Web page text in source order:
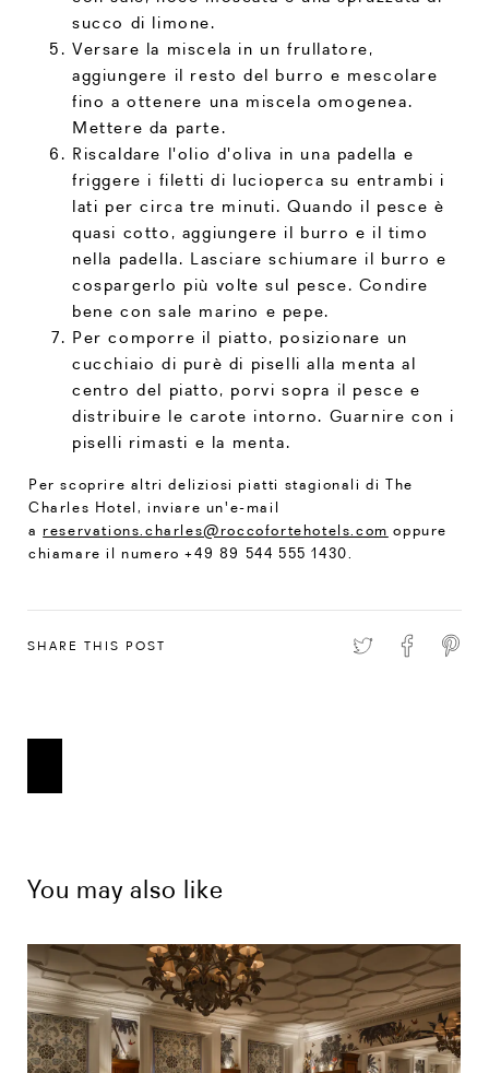
succo di limone.
Versare la miscela in un frullatore,
aggiungere il resto del burro e mescolare
fino a ottenere una miscela omogenea.
Mettere da parte.
Riscaldare l'olio d'oliva in una padella e
friggere i filetti di lucioperca su entrambi i
lati per circa tre minuti. Quando il pesce è
quasi cotto, aggiungere il burro e il timo
nella padella. Lasciare schiumare il burro e
cospargerlo più volte sul pesce. Condire
bene con sale marino e pepe.
Per comporre il piatto, posizionare un
cucchiaio di purè di piselli alla menta al
centro del piatto, porvi sopra il pesce e
distribuire le carote intorno. Guarnire con i
piselli rimasti e la menta.
Per scoprire altri deliziosi piatti stagionali di The
Charles Hotel, inviare un'e-mail
areservations.charles@roccofortehotels.com oppure
chiamare il numero +49 89 544 555 1430.
SHARE THIS POST
You may also like